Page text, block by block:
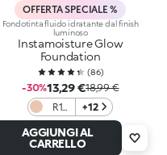
OFFERTA SPECIALE %
Fondotinta fluido idratante dal finish
luminoso
Instamoisture Glow
Foundation
(86)
-30%13,29 €18,99 €
R1
Rose
+12
AGGIUNGI AL
CARRELLO